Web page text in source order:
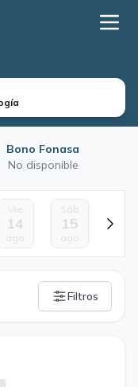
Bono Fonasa
No disponible
Vie
14
ago
Sáb
15
ago
Filtros